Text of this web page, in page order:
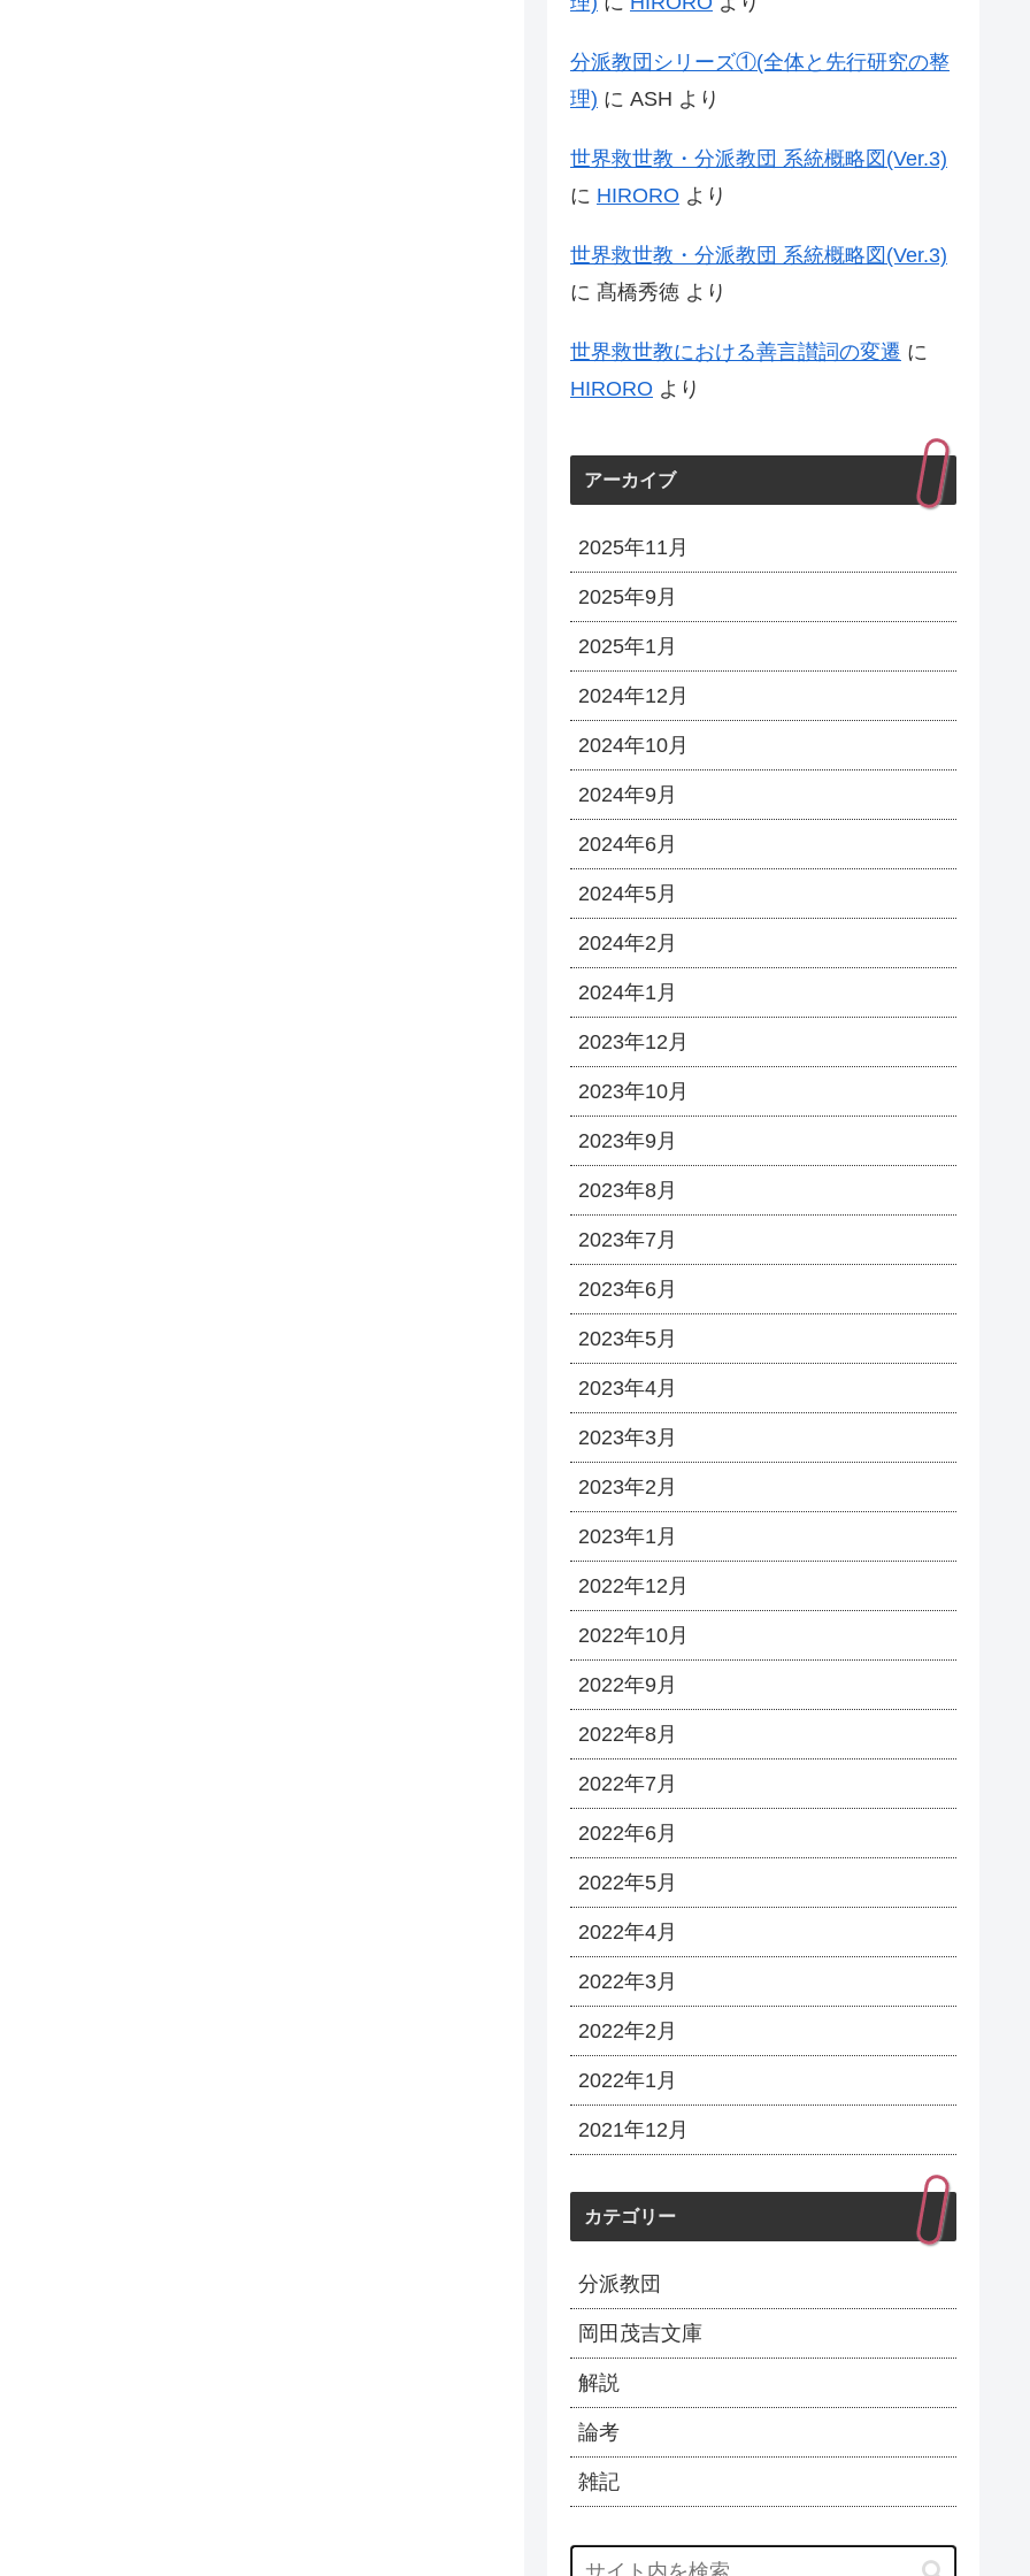
分派教団シリーズ①(全体と先行研究の整
理) に ASH より
世界救世教・分派教団 系統概略図(Ver.3)
に HIRORO より
世界救世教・分派教団 系統概略図(Ver.3)
に 髙橋秀徳 より
世界救世教における善言讃詞の変遷 に
HIRORO より
アーカイブ
2025年11月
2025年9月
2025年1月
2024年12月
2024年10月
2024年9月
2024年6月
2024年5月
2024年2月
2024年1月
2023年12月
2023年10月
2023年9月
2023年8月
2023年7月
2023年6月
2023年5月
2023年4月
2023年3月
2023年2月
2023年1月
2022年12月
2022年10月
2022年9月
2022年8月
2022年7月
2022年6月
2022年5月
2022年4月
2022年3月
2022年2月
2022年1月
2021年12月
カテゴリー
分派教団
岡田茂吉文庫
解説
論考
雑記